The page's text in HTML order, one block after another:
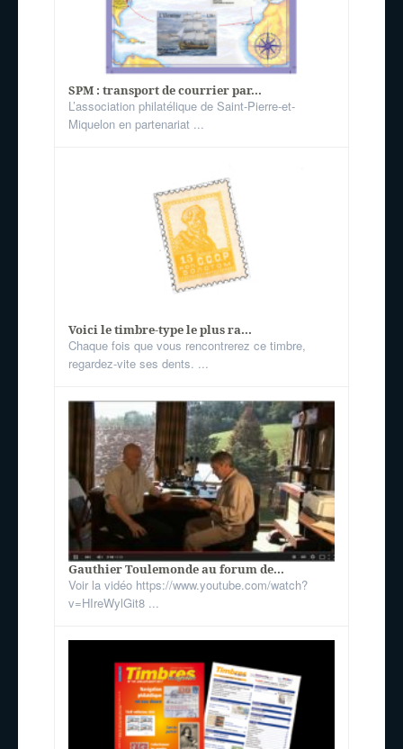
SPM : transport de courrier par...
L’association philatélique de Saint-Pierre-et-
Miquelon en partenariat ...
Voici le timbre-type le plus ra...
Chaque fois que vous rencontrerez ce timbre,
regardez-vite ses dents. ...
Gauthier Toulemonde au forum de...
Voir la vidéo https://www.youtube.com/watch?
v=HIreWylGit8 ...